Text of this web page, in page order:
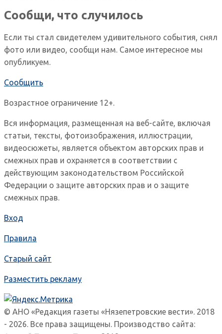
Сообщи, что случилось
Если ты стал свидетелем удивительного события, снял
фото или видео, сообщи нам. Самое интересное мы
опубликуем.
Сообщить
Возрастное ограничение 12+.
Вся информация, размещенная на веб-сайте, включая
статьи, тексты, фотоизображения, иллюстрации,
видеосюжеты, является объектом авторских прав и
смежных прав и охраняется в соответствии с
действующим законодательством Российской
Федерации о защите авторских прав и о защите
смежных прав.
Вход
Правила
Старый сайт
Разместить рекламу
© АНО «Редакция газеты «Нязепетровские вести». 2018
- 2026. Все права защищены. Производство сайта: